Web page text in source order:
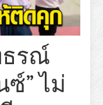
ธรณ์
ซ์” ไม่